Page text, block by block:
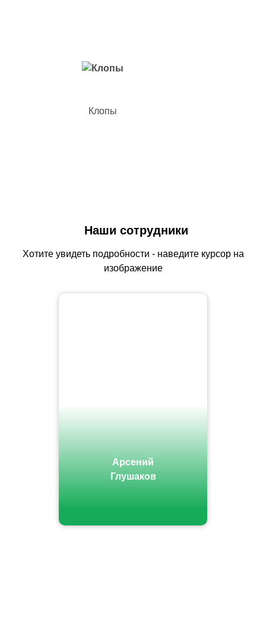
Клопы
Наши сотрудники
Хотите увидеть подробности - наведите курсор на
изображение
Арсений
Глушаков